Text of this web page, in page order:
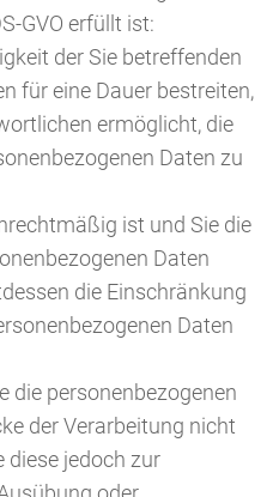
GVO erfüllt ist:
der Sie betreffenden
für eine Dauer bestreiten,
ermöglicht, die
Daten zu
ist und Sie die
Daten
die Einschränkung
Daten
die personenbezogenen
der Verarbeitung nicht
diese jedoch zur